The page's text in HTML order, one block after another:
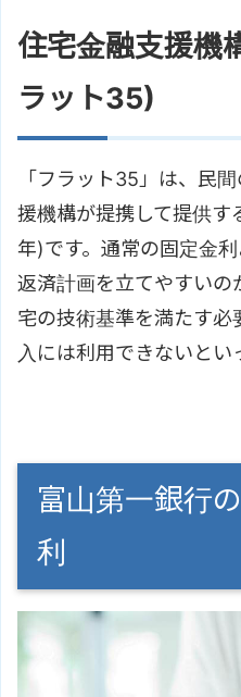
住宅金融支援機
ラット35)
「フラット35」は、民
援機構が提携して提供
年)です。通常の固定金
返済計画を立てやすいの
宅の技術基準を満たす
入には利用できないとい
富山第一銀行
利